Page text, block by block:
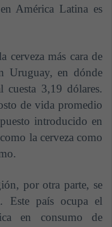
América Latina es
cerveza más cara de
Uruguay, en dónde
cuesta 3,19 dólares.
de vida promedio
introducido en
la cerveza como
por otra parte, se
Este país ocupa el
en consumo de